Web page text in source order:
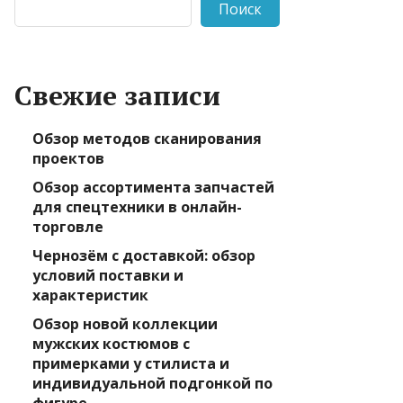
Поиск
Свежие записи
Обзор методов сканирования
проектов
Обзор ассортимента запчастей
для спецтехники в онлайн-
торговле
Чернозём с доставкой: обзор
условий поставки и
характеристик
Обзор новой коллекции
мужских костюмов с
примерками у стилиста и
индивидуальной подгонкой по